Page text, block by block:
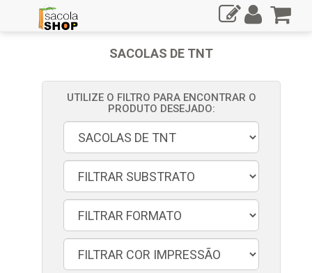
SACOLAS DE TNT
UTILIZE O FILTRO PARA ENCONTRAR O
PRODUTO DESEJADO: